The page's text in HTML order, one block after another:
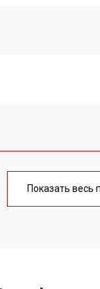
Показать весь